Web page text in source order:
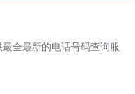
全最新的电话号码查询服